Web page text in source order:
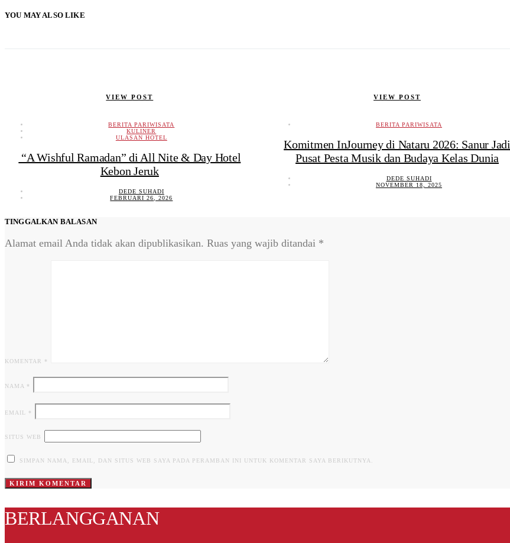
YOU MAY ALSO LIKE
VIEW POST
BERITA PARIWISATA
KULINER
ULASAN HOTEL
“A Wishful Ramadan” di All Nite & Day Hotel
Kebon Jeruk
DEDE SUHADI
FEBRUARI 26, 2026
VIEW POST
BERITA PARIWISATA
Komitmen InJourney di Nataru 2026: Sanur Jadi
Pusat Pesta Musik dan Budaya Kelas Dunia
DEDE SUHADI
NOVEMBER 18, 2025
TINGGALKAN BALASAN
Alamat email Anda tidak akan dipublikasikan. Ruas yang wajib ditandai *
KOMENTAR *
NAMA *
EMAIL *
SITUS WEB
SIMPAN NAMA, EMAIL, DAN SITUS WEB SAYA PADA PERAMBAN INI UNTUK KOMENTAR SAYA BERIKUTNYA.
BERLANGGANAN